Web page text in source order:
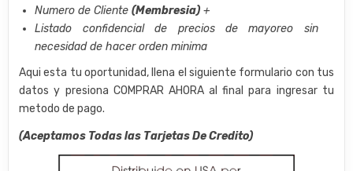
Numero de Cliente(Membresia) +
Listado confidencial de precios de mayoreo sin
necesidad de hacer orden minima
Aqui esta tu oportunidad, llena el siguiente formulario con tus
datos y presiona COMPRAR AHORA al final para ingresar tu
metodo de pago.
(Aceptamos Todas las Tarjetas De Credito)